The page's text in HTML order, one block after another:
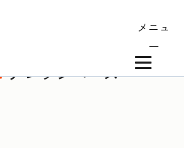
メニュ
ー
ナレッジベース